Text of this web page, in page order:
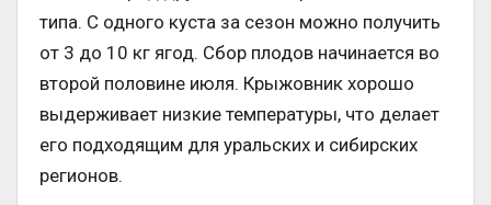
типа. С одного куста за сезон можно получить
от 3 до 10 кг ягод. Сбор плодов начинается во
второй половине июля. Крыжовник хорошо
выдерживает низкие температуры, что делает
его подходящим для уральских и сибирских
регионов.